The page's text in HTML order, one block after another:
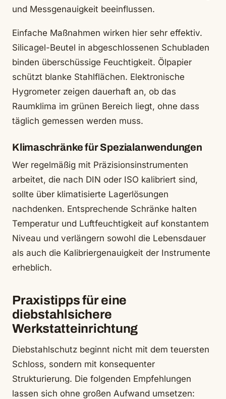
und Messgenauigkeit beeinflussen.
Einfache Maßnahmen wirken hier sehr effektiv.
Silicagel-Beutel in abgeschlossenen Schubladen
binden überschüssige Feuchtigkeit. Ölpapier
schützt blanke Stahlflächen. Elektronische
Hygrometer zeigen dauerhaft an, ob das
Raumklima im grünen Bereich liegt, ohne dass
täglich gemessen werden muss.
Klimaschränke für Spezialanwendungen
Wer regelmäßig mit Präzisionsinstrumenten
arbeitet, die nach DIN oder ISO kalibriert sind,
sollte über klimatisierte Lagerlösungen
nachdenken. Entsprechende Schränke halten
Temperatur und Luftfeuchtigkeit auf konstantem
Niveau und verlängern sowohl die Lebensdauer
als auch die Kalibriergenauigkeit der Instrumente
erheblich.
Praxistipps für eine
diebstahlsichere
Werkstatteinrichtung
Diebstahlschutz beginnt nicht mit dem teuersten
Schloss, sondern mit konsequenter
Strukturierung. Die folgenden Empfehlungen
lassen sich ohne großen Aufwand umsetzen: